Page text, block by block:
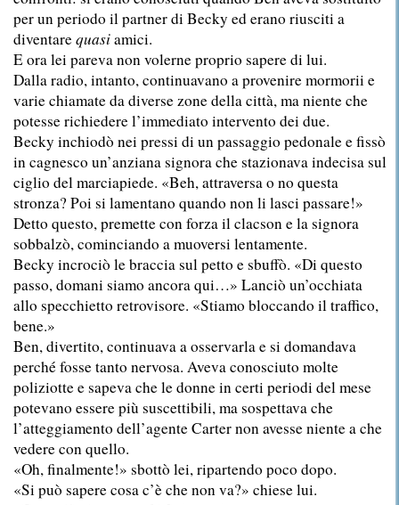
per un periodo il partner di Becky ed erano riusciti a
diventarequasiamici.
E ora lei pareva non volerne proprio sapere di lui.
Dalla radio, intanto, continuavano a provenire mormorii e
varie chiamate da diverse zone della città, ma niente che
potesse richiedere l’immediato intervento dei due.
Becky inchiodò nei pressi di un passaggio pedonale e fissò
in cagnesco un’anziana signora che stazionava indecisa sul
ciglio del marciapiede. «Beh, attraversa o no questa
stronza? Poi si lamentano quando non li lasci passare!»
Detto questo, premette con forza il clacson e la signora
sobbalzò, cominciando a muoversi lentamente.
Becky incrociò le braccia sul petto e sbuffò. «Di questo
passo, domani siamo ancora qui…» Lanciò un’occhiata
allo specchietto retrovisore. «Stiamo bloccando il traffico,
bene.»
Ben, divertito, continuava a osservarla e si domandava
perché fosse tanto nervosa. Aveva conosciuto molte
poliziotte e sapeva che le donne in certi periodi del mese
potevano essere più suscettibili, ma sospettava che
l’atteggiamento dell’agente Carter non avesse niente a che
vedere con quello.
«Oh, finalmente!» sbottò lei, ripartendo poco dopo.
«Si può sapere cosa c’è che non va?» chiese lui.